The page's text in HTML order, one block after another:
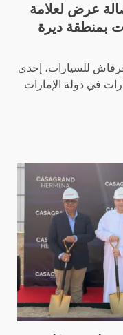
عرض لعلامة
شركة قرقاش للسيارات، إحدى
في دولة الإمارات